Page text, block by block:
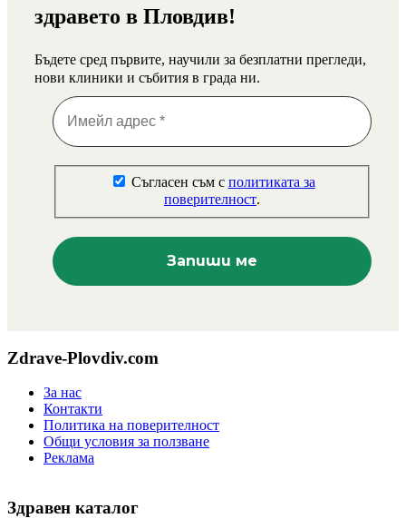
здравето в Пловдив!
Бъдете сред първите, научили за безплатни прегледи,
нови клиники и събития в града ни.
Съгласен съм с политиката за
поверителност.
Zdrave-Plovdiv.com
За нас
Контакти
Политика на поверителност
Общи условия за ползване
Реклама
Здравен каталог